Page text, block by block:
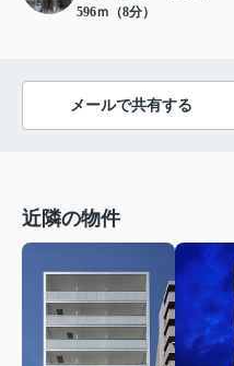
596ｍ（8分）
メールで共有する
近隣の物件